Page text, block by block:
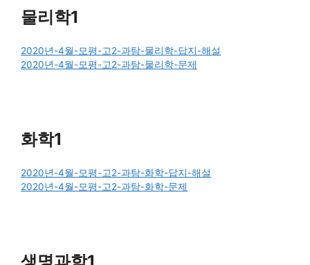
물리학1
2020년-4월-모평-고2-과탐-물리학-답지-해설
2020년-4월-모평-고2-과탐-물리학-문제
화학1
2020년-4월-모평-고2-과탐-화학-답지-해설
2020년-4월-모평-고2-과탐-화학-문제